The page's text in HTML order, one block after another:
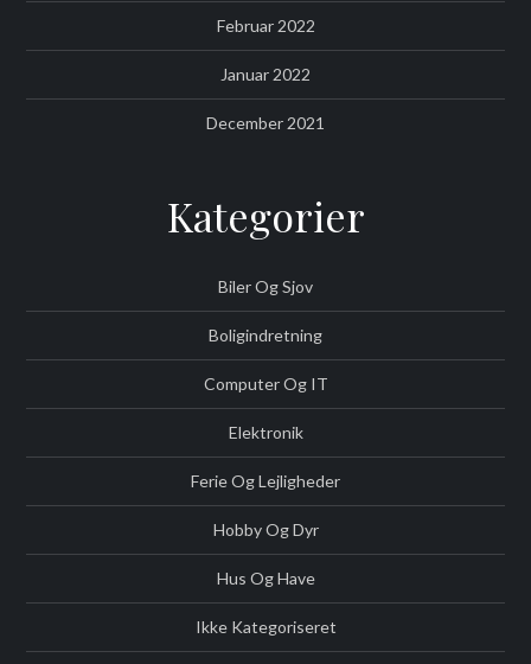
Februar 2022
Januar 2022
December 2021
Kategorier
Biler Og Sjov
Boligindretning
Computer Og IT
Elektronik
Ferie Og Lejligheder
Hobby Og Dyr
Hus Og Have
Ikke Kategoriseret